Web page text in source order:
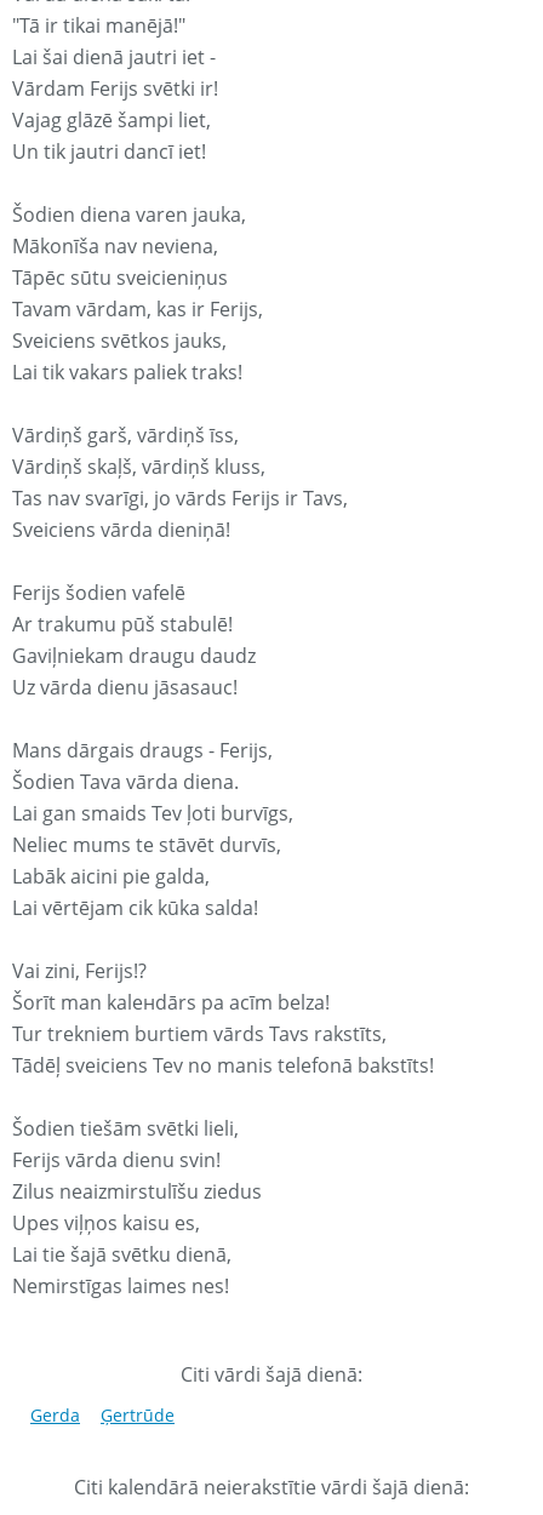
"Tā ir tikai manējā!"
Lai šai dienā jautri iet -
Vārdam Ferijs svētki ir!
Vajag glāzē šampi liet,
Un tik jautri dancī iet!
Šodien diena varen jauka,
Mākonīša nav neviena,
Tāpēc sūtu sveicieniņus
Tavam vārdam, kas ir Ferijs,
Sveiciens svētkos jauks,
Lai tik vakars paliek traks!
Vārdiņš garš, vārdiņš īss,
Vārdiņš skaļš, vārdiņš kluss,
Tas nav svarīgi, jo vārds Ferijs ir Tavs,
Sveiciens vārda dieniņā!
Ferijs šodien vafelē
Ar trakumu pūš stabulē!
Gaviļniekam draugu daudz
Uz vārda dienu jāsasauc!
Mans dārgais draugs - Ferijs,
Šodien Tava vārda diena.
Lai gan smaids Tev ļoti burvīgs,
Neliec mums te stāvēt durvīs,
Labāk aicini pie galda,
Lai vērtējam cik kūka salda!
Vai zini, Ferijs!?
Šorīt man kaleнdārs pa acīm belza!
Tur trekniem burtiem vārds Tavs rakstīts,
Tādēļ sveiciens Tev no manis telefonā bakstīts!
Šodien tiešām svētki lieli,
Ferijs vārda dienu svin!
Zilus neaizmirstulīšu ziedus
Upes viļņos kaisu es,
Lai tie šajā svētku dienā,
Nemirstīgas laimes nes!
Citi vārdi šajā dienā:
Gerda Ģertrūde
Citi kalendārā neierakstītie vārdi šajā dienā: